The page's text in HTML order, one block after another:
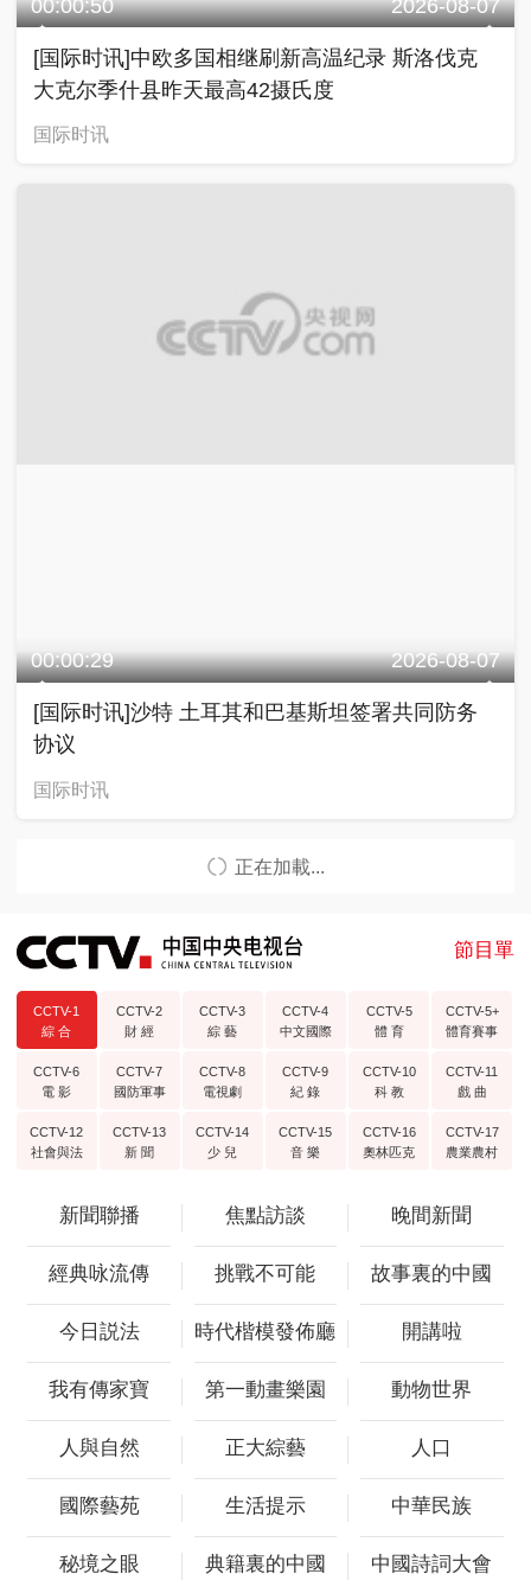
[国际时讯]中欧多国相继刷新高温纪录 斯洛伐克
大克尔季什县昨天最高42摄氏度
国际时讯
00:00:29 2026-08-07
[国际时讯]沙特 土耳其和巴基斯坦签署共同防务
协议
国际时讯
正在加載...
節目單
CCTV-1
綜 合
CCTV-2
財 經
CCTV-3
綜 藝
CCTV-4
中文國際
CCTV-5
體 育
CCTV-5+
體育賽事
CCTV-6
電 影
CCTV-7
國防軍事
CCTV-8
電視劇
CCTV-9
紀 錄
CCTV-10
科 教
CCTV-11
戲 曲
CCTV-12
社會與法
CCTV-13
新 聞
CCTV-14
少 兒
CCTV-15
音 樂
CCTV-16
奧林匹克
CCTV-17
農業農村
新聞聯播 焦點訪談 晚間新聞
經典咏流傳 挑戰不可能 故事裏的中國
今日説法 時代楷模發佈廳 開講啦
我有傳家寶 第一動畫樂園 動物世界
人與自然 正大綜藝 人口
國際藝苑 生活提示 中華民族
秘境之眼 典籍裏的中國 中國詩詞大會